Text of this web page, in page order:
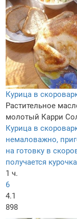
Курица в
Растительное
молотый Карри
Курица в
немаловажно,
на готовку в
получается
1 ч.
6
4.1
898